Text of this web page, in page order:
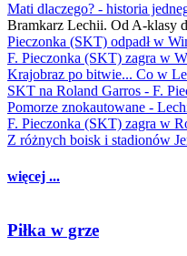
Mati dlaczego? - historia
Bramkarz Lechii. Od A-klasy
Pieczonka (SKT) odpadł w
F. Pieczonka (SKT) zagra w
Krajobraz po bitwie... Co w
SKT na Roland Garros - F.
Pomorze znokautowane -
F. Pieczonka (SKT) zagra w
Z różnych boisk i stadionów
więcej ...
Piłka w grze